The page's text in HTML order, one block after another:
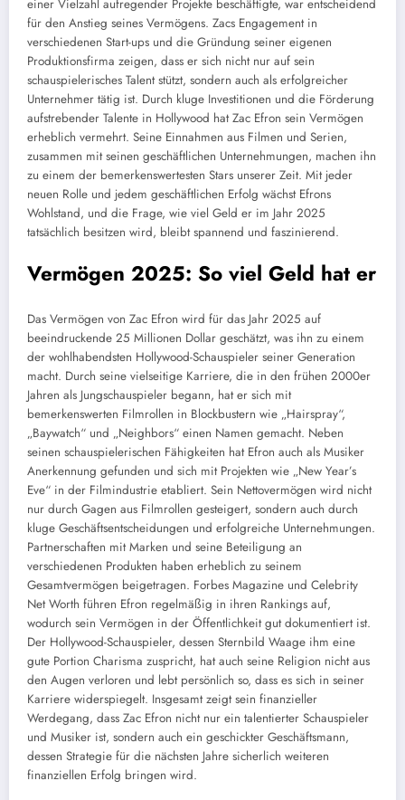
einer Vielzahl aufregender Projekte beschäftigte, war entscheidend
für den Anstieg seines Vermögens. Zacs Engagement in
verschiedenen Start-ups und die Gründung seiner eigenen
Produktionsfirma zeigen, dass er sich nicht nur auf sein
schauspielerisches Talent stützt, sondern auch als erfolgreicher
Unternehmer tätig ist. Durch kluge Investitionen und die Förderung
aufstrebender Talente in Hollywood hat Zac Efron sein Vermögen
erheblich vermehrt. Seine Einnahmen aus Filmen und Serien,
zusammen mit seinen geschäftlichen Unternehmungen, machen ihn
zu einem der bemerkenswertesten Stars unserer Zeit. Mit jeder
neuen Rolle und jedem geschäftlichen Erfolg wächst Efrons
Wohlstand, und die Frage, wie viel Geld er im Jahr 2025
tatsächlich besitzen wird, bleibt spannend und faszinierend.
Vermögen 2025: So viel Geld hat er
Das Vermögen von Zac Efron wird für das Jahr 2025 auf
beeindruckende 25 Millionen Dollar geschätzt, was ihn zu einem
der wohlhabendsten Hollywood-Schauspieler seiner Generation
macht. Durch seine vielseitige Karriere, die in den frühen 2000er
Jahren als Jungschauspieler begann, hat er sich mit
bemerkenswerten Filmrollen in Blockbustern wie „Hairspray“,
„Baywatch“ und „Neighbors“ einen Namen gemacht. Neben
seinen schauspielerischen Fähigkeiten hat Efron auch als Musiker
Anerkennung gefunden und sich mit Projekten wie „New Year’s
Eve“ in der Filmindustrie etabliert. Sein Nettovermögen wird nicht
nur durch Gagen aus Filmrollen gesteigert, sondern auch durch
kluge Geschäftsentscheidungen und erfolgreiche Unternehmungen.
Partnerschaften mit Marken und seine Beteiligung an
verschiedenen Produkten haben erheblich zu seinem
Gesamtvermögen beigetragen. Forbes Magazine und Celebrity
Net Worth führen Efron regelmäßig in ihren Rankings auf,
wodurch sein Vermögen in der Öffentlichkeit gut dokumentiert ist.
Der Hollywood-Schauspieler, dessen Sternbild Waage ihm eine
gute Portion Charisma zuspricht, hat auch seine Religion nicht aus
den Augen verloren und lebt persönlich so, dass es sich in seiner
Karriere widerspiegelt. Insgesamt zeigt sein finanzieller
Werdegang, dass Zac Efron nicht nur ein talentierter Schauspieler
und Musiker ist, sondern auch ein geschickter Geschäftsmann,
dessen Strategie für die nächsten Jahre sicherlich weiteren
finanziellen Erfolg bringen wird.